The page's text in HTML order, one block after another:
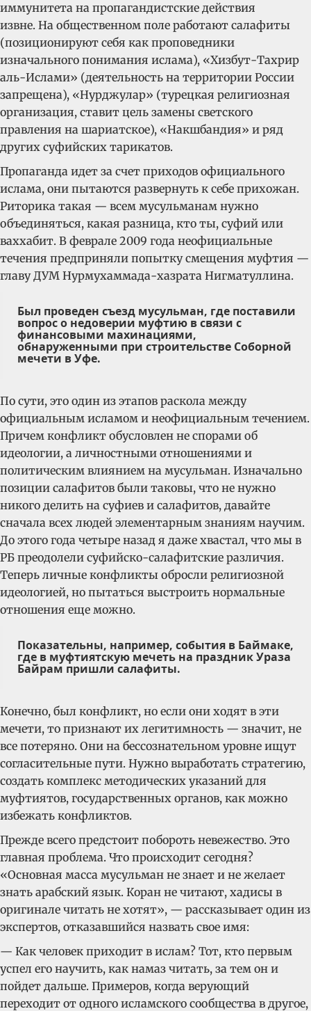
иммунитета на пропагандистские действия
извне. На общественном поле работают салафиты
(позиционируют себя как проповедники
изначального понимания ислама), «Хизбут-Тахрир
аль-Ислами» (деятельность на территории России
запрещена), «Нурджулар» (турецкая религиозная
организация, ставит цель замены светского
правления на шариатское), «Накшбандия» и ряд
других суфийских тарикатов.
Пропаганда идет за счет приходов официального
ислама, они пытаются развернуть к себе прихожан.
Риторика такая — всем мусульманам нужно
объединяться, какая разница, кто ты, суфий или
ваххабит. В феврале 2009 года неофициальные
течения предприняли попытку смещения муфтия —
главу ДУМ Нурмухаммада-хазрата Нигматуллина.
Был проведен съезд мусульман, где поставили
вопрос о недоверии муфтию в связи с
финансовыми махинациями,
обнаруженными при строительстве Соборной
мечети в Уфе.
По сути, это один из этапов раскола между
официальным исламом и неофициальным течением.
Причем конфликт обусловлен не спорами об
идеологии, а личностными отношениями и
политическим влиянием на мусульман. Изначально
позиции салафитов были таковы, что не нужно
никого делить на суфиев и салафитов, давайте
сначала всех людей элементарным знаниям научим.
До этого года четыре назад я даже хвастал, что мы в
РБ преодолели суфийско-салафитские различия.
Теперь личные конфликты обросли религиозной
идеологией, но пытаться выстроить нормальные
отношения еще можно.
Показательны, например, события в Баймаке,
где в муфтиятскую мечеть на праздник Ураза
Байрам пришли салафиты.
Конечно, был конфликт, но если они ходят в эти
мечети, то признают их легитимность — значит, не
все потеряно. Они на бессознательном уровне ищут
согласительные пути. Нужно выработать стратегию,
создать комплекс методических указаний для
муфтиятов, государственных органов, как можно
избежать конфликтов.
Прежде всего предстоит побороть невежество. Это
главная проблема. Что происходит сегодня?
«Основная масса мусульман не знает и не желает
знать арабский язык. Коран не читают, хадисы в
оригинале читать не хотят», — рассказывает один из
экспертов, отказавшийся назвать свое имя:
— Как человек приходит в ислам? Тот, кто первым
успел его научить, как намаз читать, за тем он и
пойдет дальше. Примеров, когда верующий
переходит от одного исламского сообщества в другое,